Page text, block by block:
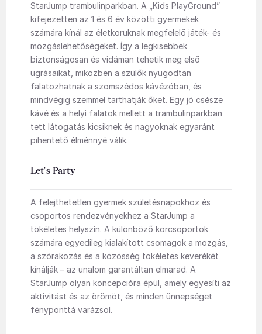
StarJump trambulinparkban. A „Kids PlayGround”
kifejezetten az 1 és 6 év közötti gyermekek
számára kínál az életkoruknak megfelelő játék- és
mozgáslehetőségeket. Így a legkisebbek
biztonságosan és vidáman tehetik meg első
ugrásaikat, miközben a szülők nyugodtan
falatozhatnak a szomszédos kávézóban, és
mindvégig szemmel tarthatják őket. Egy jó csésze
kávé és a helyi falatok mellett a trambulinparkban
tett látogatás kicsiknek és nagyoknak egyaránt
pihentető élménnyé válik.
Let’s Party
A felejthetetlen gyermek születésnapokhoz és
csoportos rendezvényekhez a StarJump a
tökéletes helyszín. A különböző korcsoportok
számára egyedileg kialakított csomagok a mozgás,
a szórakozás és a közösség tökéletes keverékét
kínálják – az unalom garantáltan elmarad. A
StarJump olyan koncepcióra épül, amely egyesíti az
aktivitást és az örömöt, és minden ünnepséget
fényponttá varázsol.